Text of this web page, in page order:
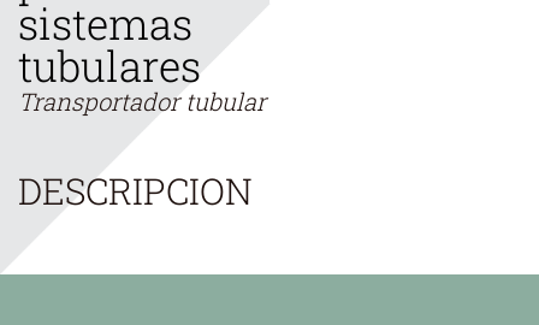
sistemas
tubulares
Transportador tubular
DESCRIPCION